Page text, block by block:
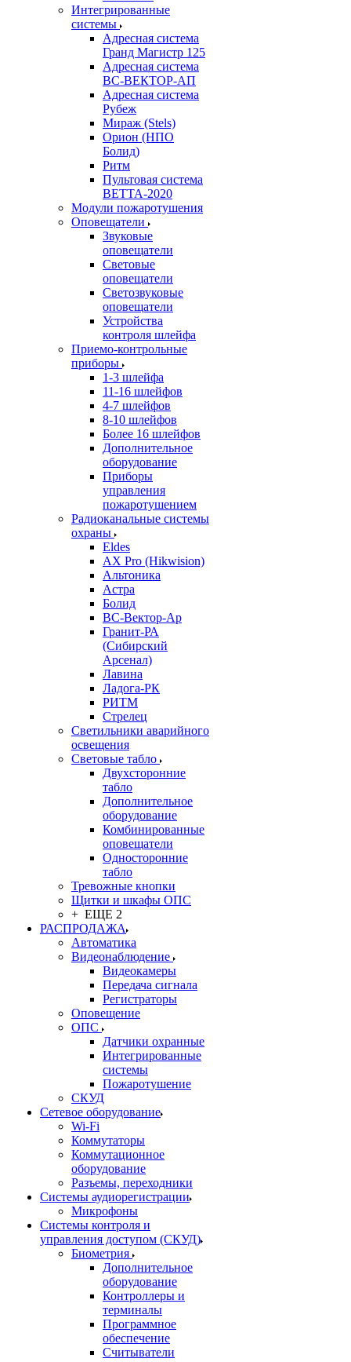
Интегрированные
системы
Адресная система
Гранд Магистр 125
Адресная система
ВС-ВЕКТОР-АП
Адресная система
Рубеж
Мираж (Stels)
Орион (НПО
Болид)
Ритм
Пультовая система
ВЕТТА-2020
Модули пожаротушения
Оповещатели
Звуковые
оповещатели
Световые
оповещатели
Светозвуковые
оповещатели
Устройства
контроля шлейфа
Приемо-контрольные
приборы
1-3 шлейфа
11-16 шлейфов
4-7 шлейфов
8-10 шлейфов
Более 16 шлейфов
Дополнительное
оборудование
Приборы
управления
пожаротушением
Радиоканальные системы
охраны
Eldes
AX Pro (Hikwision)
Альтоника
Астра
Болид
ВС-Вектор-Ар
Гранит-РА
(Сибирский
Арсенал)
Лавина
Ладога-РК
РИТМ
Стрелец
Светильники аварийного
освещения
Световые табло
Двухсторонние
табло
Дополнительное
оборудование
Комбинированные
оповещатели
Односторонние
табло
Тревожные кнопки
Щитки и шкафы ОПС
+ ЕЩЕ 2
РАСПРОДАЖА
Автоматика
Видеонаблюдение
Видеокамеры
Передача сигнала
Регистраторы
Оповещение
ОПС
Датчики охранные
Интегрированные
системы
Пожаротушение
СКУД
Сетевое оборудование
Wi-Fi
Коммутаторы
Коммутационное
оборудование
Разъемы, переходники
Системы аудиорегистрации
Микрофоны
Системы контроля и
управления доступом (СКУД)
Биометрия
Дополнительное
оборудование
Контроллеры и
терминалы
Программное
обеспечение
Считыватели